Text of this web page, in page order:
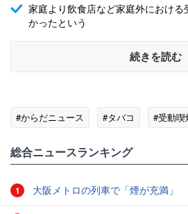
家庭より飲食店など家庭外における
かったという
続きを読む
#からだニュース #タバコ #受動喫
総合ニュースランキング
1 大阪メトロの列車で「煙が充満」